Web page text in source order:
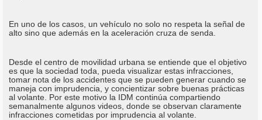
En uno de los casos, un vehículo no solo no respeta la señal de
alto sino que además en la aceleración cruza de senda.
Desde el centro de movilidad urbana se entiende que el objetivo
es que la sociedad toda, pueda visualizar estas infracciones,
tomar nota de los accidentes que se pueden generar cuando se
maneja con imprudencia, y concientizar sobre buenas prácticas
al volante. Por este motivo la IDM continúa compartiendo
semanalmente algunos videos, donde se observan claramente
infracciones cometidas por imprudencia al volante.